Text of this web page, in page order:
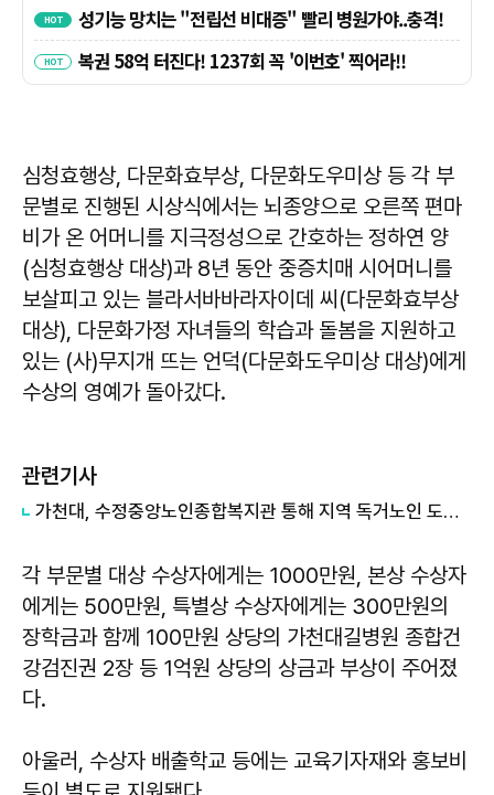
심청효행상, 다문화효부상, 다문화도우미상 등 각 부
문별로 진행된 시상식에서는 뇌종양으로 오른쪽 편마
비가 온 어머니를 지극정성으로 간호하는 정하연 양
(심청효행상 대상)과 8년 동안 중증치매 시어머니를
보살피고 있는 블라서바바라자이데 씨(다문화효부상
대상), 다문화가정 자녀들의 학습과 돌봄을 지원하고
있는 (사)무지개 뜨는 언덕(다문화도우미상 대상)에게
수상의 영예가 돌아갔다.
관련기사
가천대, 수정중앙노인종합복지관 통해 지역 독거노인 도시락 전달
각 부문별 대상 수상자에게는 1000만원, 본상 수상자
에게는 500만원, 특별상 수상자에게는 300만원의
장학금과 함께 100만원 상당의 가천대길병원 종합건
강검진권 2장 등 1억원 상당의 상금과 부상이 주어졌
다.
아울러, 수상자 배출학교 등에는 교육기자재와 홍보비